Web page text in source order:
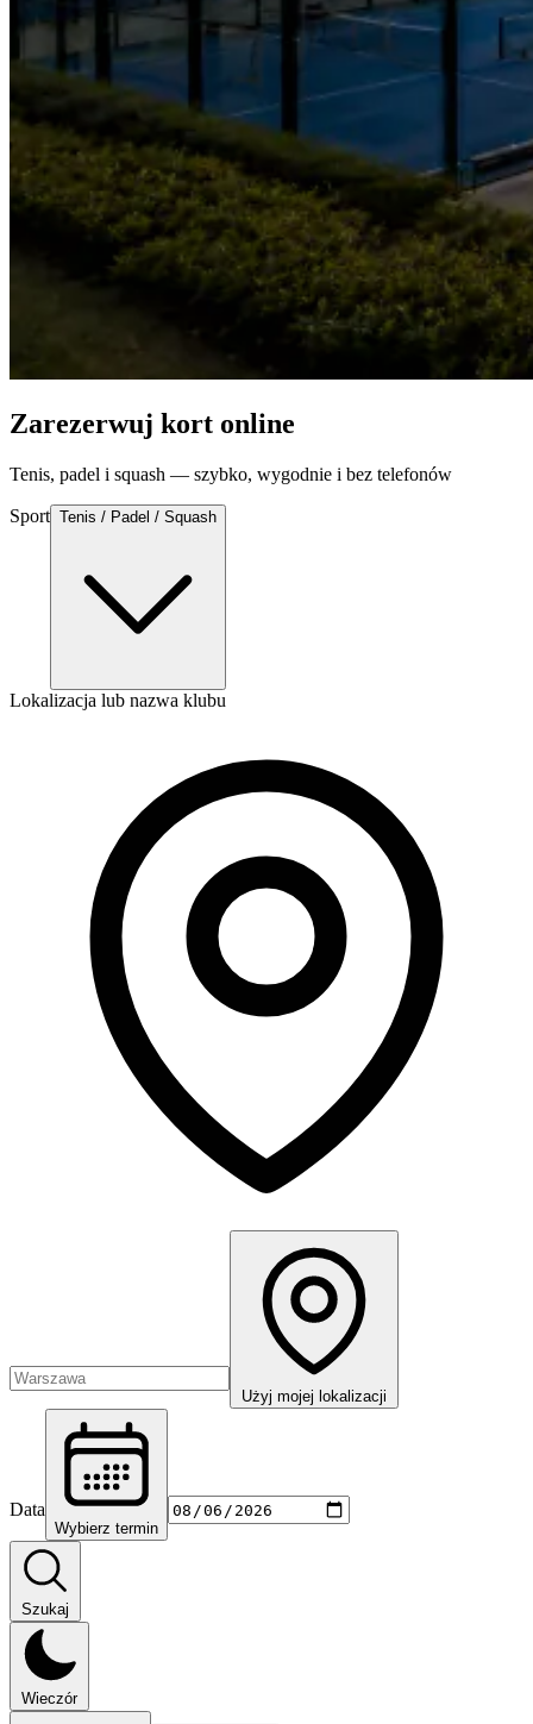
Zarezerwuj kort online
Tenis, padel i squash — szybko, wygodnie i bez telefonów
Sport Tenis / Padel / Squash
Lokalizacja lub nazwa klubu
Użyj mojej lokalizacji
Data
Wybierz termin
Szukaj
Wieczór